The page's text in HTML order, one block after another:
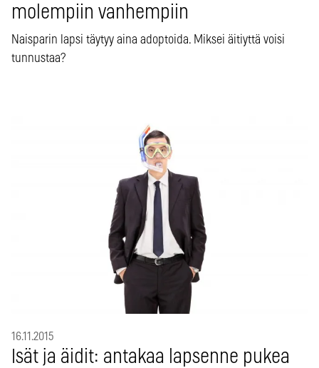
molempiin vanhempiin
Naisparin lapsi täytyy aina adoptoida. Miksei äitiyttä voisi
tunnustaa?
16.11.2015
Isät ja äidit: antakaa lapsenne pukea